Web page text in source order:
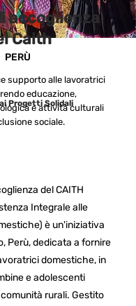
Progetti Solidali
del CAITH
Integrale alle
è un'iniziativa
Perù, dedicata a fornire
domestiche, in
e adolescenti
rurali. Gestito
accoglienza
Caith
PERÙ
supporto alle lavoratrici
educazione,
e attività culturali
sociale.